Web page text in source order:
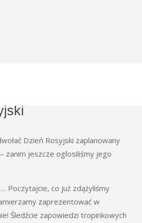
Dzień Rosyjski zaplanowany
zanim jeszcze ogłosiliśmy jego
Poczytajcie, co już zdążyliśmy
zaprezentować w
Śledźcie zapowiedzi tropinkowych